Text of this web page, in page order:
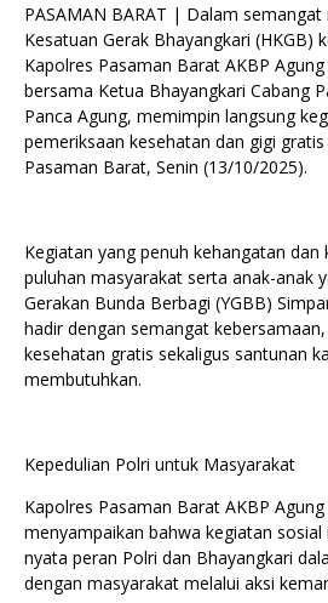
PASAMAN BARAT | Dalam
Kesatuan Gerak Bhayangkari (HKGB)
Kapolres Pasaman Barat AKBP
bersama Ketua Bhayangkari Cabang
Panca Agung, memimpin langsung
pemeriksaan kesehatan dan gigi
Pasaman Barat, Senin (13/10/2025).
Kegiatan yang penuh kehangatan dan
puluhan masyarakat serta anak-anak
Gerakan Bunda Berbagi (YGBB)
hadir dengan semangat
kesehatan gratis sekaligus santunan
membutuhkan.
Kepedulian Polri untuk Masyarakat
Kapolres Pasaman Barat AKBP
menyampaikan bahwa kegiatan
nyata peran Polri dan Bhayangkari
dengan masyarakat melalui aksi